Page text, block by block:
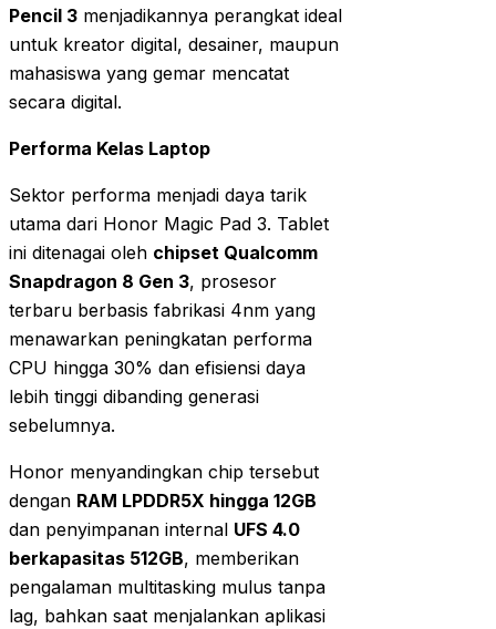
Pencil 3 menjadikannya perangkat ideal
untuk kreator digital, desainer, maupun
mahasiswa yang gemar mencatat
secara digital.
Performa Kelas Laptop
Sektor performa menjadi daya tarik
utama dari Honor Magic Pad 3. Tablet
ini ditenagai oleh chipset Qualcomm
Snapdragon 8 Gen 3, prosesor
terbaru berbasis fabrikasi 4nm yang
menawarkan peningkatan performa
CPU hingga 30% dan efisiensi daya
lebih tinggi dibanding generasi
sebelumnya.
Honor menyandingkan chip tersebut
dengan RAM LPDDR5X hingga 12GB
dan penyimpanan internal UFS 4.0
berkapasitas 512GB, memberikan
pengalaman multitasking mulus tanpa
lag, bahkan saat menjalankan aplikasi